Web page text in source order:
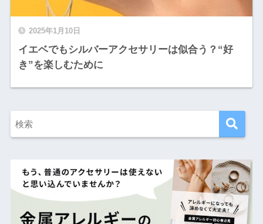
2025年1月10日
イエベでもシルバーアクセサリーは似合う？“好
き”を楽しむために